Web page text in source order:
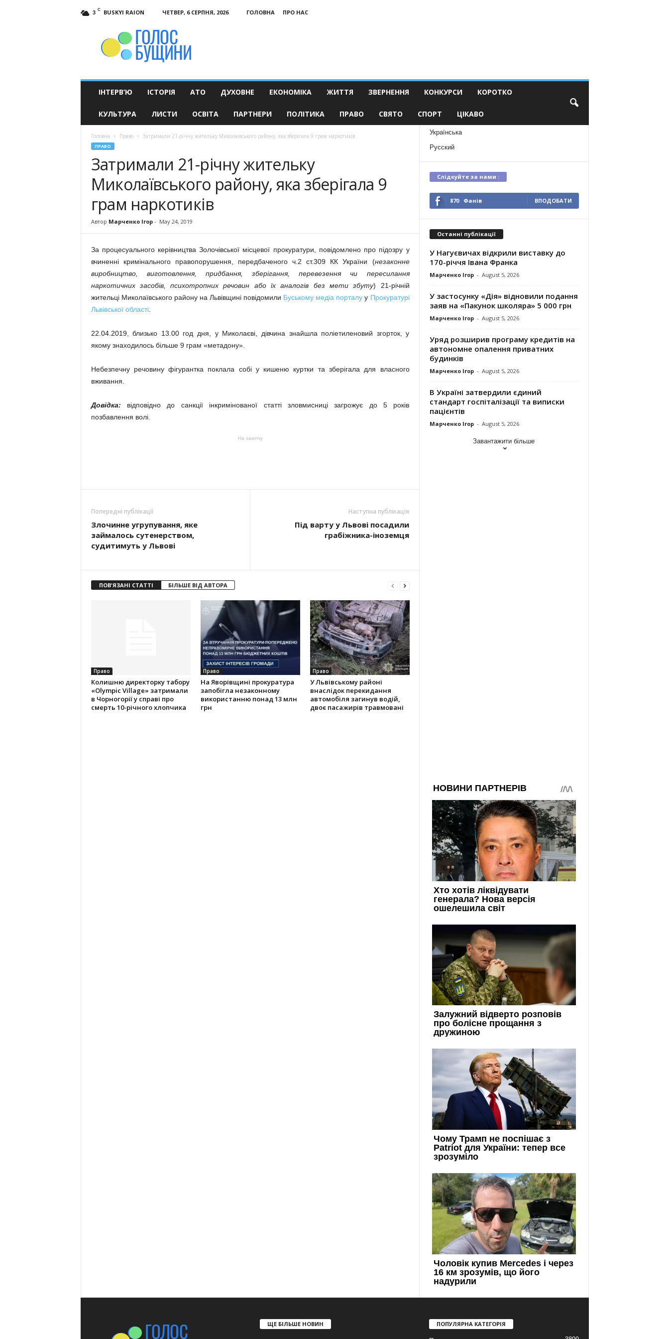
3 C BUSKYI RAION ЧЕТВЕР, 6 СЕРПНЯ, 2026 ГОЛОВНА
ПРО НАС
ІНТЕРВ’Ю ІСТОРІЯ АТО ДУХОВНЕ ЕКОНОМІКА ЖИТТЯ ЗВЕРНЕННЯ КОНКУРСИ КОРОТКО
КУЛЬТУРА ЛИСТИ ОСВІТА ПАРТНЕРИ ПОЛІТИКА ПРАВО СВЯТО СПОРТ ЦІКАВО
Головна Право Затримали 21-річну жительку Миколаївського району, яка зберігала 9 грам наркотиків
ПРАВО
Затримали 21-річну жительку
Миколаївського району, яка зберігала 9
грам наркотиків
Автор Марченко Ігор- May 24, 2019
За процесуального керівництва Золочівської місцевої прокуратури, повідомлено про підозру у
вчиненні кримінального правопорушення, передбаченого ч.2 ст.309 КК України (незаконне
виробництво, виготовлення, придбання, зберігання, перевезення чи пересилання
наркотичних засобів, психотропних речовин або їх аналогів без мети збуту) 21-річній
жительці Миколаївського району на Львівщині повідомили Буському медіа порталу у Прокуратурі
Львівської області.
22.04.2019, близько 13.00 год дня, у Миколаєві, дівчина знайшла поліетиленовий згорток, у
якому знаходилось більше 9 грам «метадону».
Небезпечну речовину фігурантка поклала собі у кишеню куртки та зберігала для власного
вживання.
Довідка: відповідно до санкції інкримінованої статті зловмисниці загрожує до 5 років
позбавлення волі.
На замітку
Попередні публікації
Злочинне угрупування, яке
займалось сутенерством,
судитимуть у Львові
Наступна публікація
Під варту у Львові посадили
грабіжника-іноземця
ПОВ'ЯЗАНІ СТАТТІ БІЛЬШЕ ВІД АВТОРА
Право
Колишню директорку табору
«Olympic Village» затримали
в Чорногорії у справі про
смерть 10-річного хлопчика
Право
На Яворівщині прокуратура
запобігла незаконному
використанню понад 13 млн
грн
Право
У Львівському районі
внаслідок перекидання
автомобіля загинув водій,
двоє пасажирів травмовані
Українська
Русский
Слідкуйте за нами :
870 Фанів ВПОДОБАТИ
Останні публікації
У Нагуєвичах відкрили виставку до
170-річчя Івана Франка
Марченко Ігор - August 5, 2026
У застосунку «Дія» відновили подання
заяв на «Пакунок школяра» 5 000 грн
Марченко Ігор - August 5, 2026
Уряд розширив програму кредитів на
автономне опалення приватних
будинків
Марченко Ігор - August 5, 2026
В Україні затвердили єдиний
стандарт госпіталізації та виписки
пацієнтів
Марченко Ігор - August 5, 2026
Завантажити більше
ЩЕ БІЛЬШЕ НОВИН ПОПУЛЯРНА КАТЕГОРІЯ